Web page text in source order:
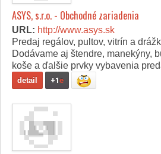
ASYS, s.r.o. - Obchodné zariadenia
URL: http://www.asys.sk
Predaj regálov, pultov, vitrín a
Dodávame aj štendre, manekýny,
koše a ďalšie prvky vybavenia
detail +1e